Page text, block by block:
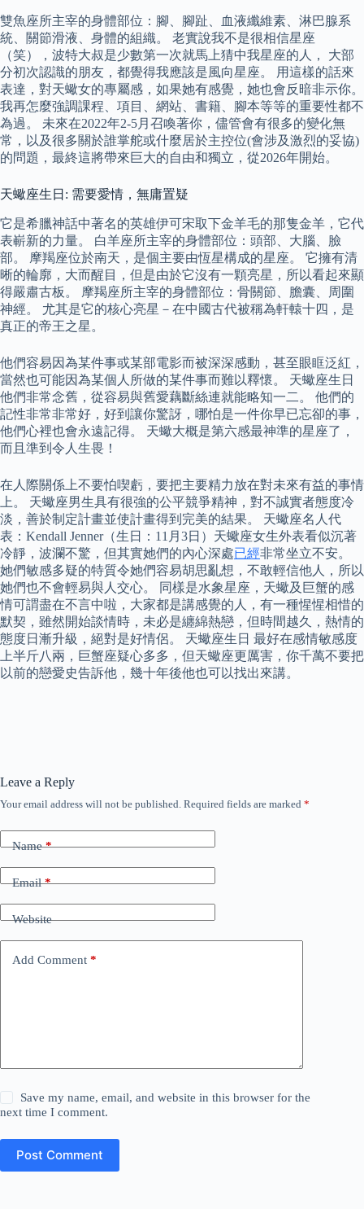
雙魚座所主宰的身體部位：腳、腳趾、血液纖維素、淋巴腺系
統、關節滑液、身體的組織。 老實說我不是很相信星座
（笑），波特大叔是少數第一次就馬上猜中我星座的人， 大部
分初次認識的朋友，都覺得我應該是風向星座。 用這樣的話來
表達，對天蠍女的專屬感，如果她有感覺，她也會反暗非示你。
我再怎麼強調課程、項目、網站、書籍、腳本等等的重要性都不
為過。 未來在2022年2-5月召喚著你，儘管會有很多的變化無
常，以及很多關於誰掌舵或什麼居於主控位(會涉及激烈的妥協)
的問題，最終這將帶來巨大的自由和獨立，從2026年開始。
天蠍座生日: 需要愛情，無庸置疑
它是希臘神話中著名的英雄伊可宋取下金羊毛的那隻金羊，它代
表嶄新的力量。 白羊座所主宰的身體部位：頭部、大腦、臉
部。 摩羯座位於南天，是個主要由恆星構成的星座。 它擁有清
晰的輪廓，大而醒目，但是由於它沒有一顆亮星，所以看起來顯
得嚴肅古板。 摩羯座所主宰的身體部位：骨關節、膽囊、周圍
神經。 尤其是它的核心亮星－在中國古代被稱為軒轅十四，是
真正的帝王之星。
他們容易因為某件事或某部電影而被深深感動，甚至眼眶泛紅，
當然也可能因為某個人所做的某件事而難以釋懷。 天蠍座生日
他們非常念舊，從容易與舊愛藕斷絲連就能略知一二。 他們的
記性非常非常好，好到讓你驚訝，哪怕是一件你早已忘卻的事，
他們心裡也會永遠記得。 天蠍大概是第六感最神準的星座了，
而且準到令人生畏！
在人際關係上不要怕喫虧，要把主要精力放在對未來有益的事情
上。 天蠍座男生具有很強的公平競爭精神，對不誠實者態度冷
淡，善於制定計畫並使計畫得到完美的結果。 天蠍座名人代
表：Kendall Jenner（生日：11月3日）天蠍座女生外表看似沉著
冷靜，波瀾不驚，但其實她們的內心深處已經非常坐立不安。
她們敏感多疑的特質令她們容易胡思亂想，不敢輕信他人，所以
她們也不會輕易與人交心。 同樣是水象星座，天蠍及巨蟹的感
情可謂盡在不言中啦，大家都是講感覺的人，有一種惺惺相惜的
默契，雖然開始談情時，未必是纏綿熱戀，但時間越久，熱情的
態度日漸升級，絕對是好情侶。 天蠍座生日 最好在感情敏感度
上半斤八兩，巨蟹座疑心多多，但天蠍座更厲害，你千萬不要把
以前的戀愛史告訴他，幾十年後他也可以找出來講。
Leave a Reply
Your email address will not be published. Required fields are marked *
Name*
Email*
Website
Add Comment *
Save my name, email, and website in this browser for the
next time I comment.
Post Comment